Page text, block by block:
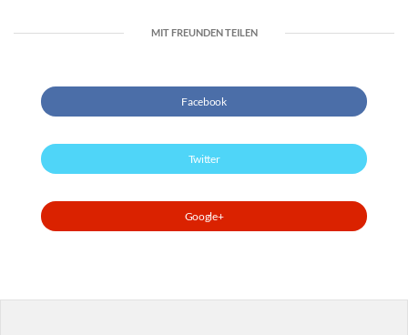
MIT FREUNDEN TEILEN
Facebook
Twitter
Google+